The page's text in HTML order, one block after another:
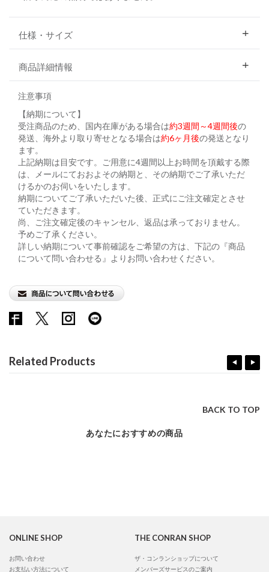
仕様・サイズ
商品詳細情報
注意事項
【納期について】
受注商品のため、国内在庫がある場合は約3週間～4週間後の
発送、海外より取り寄せとなる場合は約6ヶ月後の発送となり
ます。
上記納期は目安です。ご用意に4週間以上お時間を頂戴する際
は、メールにておおよその納期と、その納期でご了承いただ
けるかのお伺いをいたします。
納期についてご了承いただいた後、正式にご注文確定とさせ
ていただきます。
尚、ご注文確定後のキャンセル、返品は承っておりません。
予めご了承ください。
詳しい納期について事前確認をご希望の方は、下記の『商品
について問い合わせる』よりお問い合わせください。
Related Products
BACK TO TOP
あなたにおすすめの商品
ONLINE SHOP
お問い合わせ
お支払い方法について
THE CONRAN SHOP
ザ・コンランショップについて
メンバーズサービスのご案内